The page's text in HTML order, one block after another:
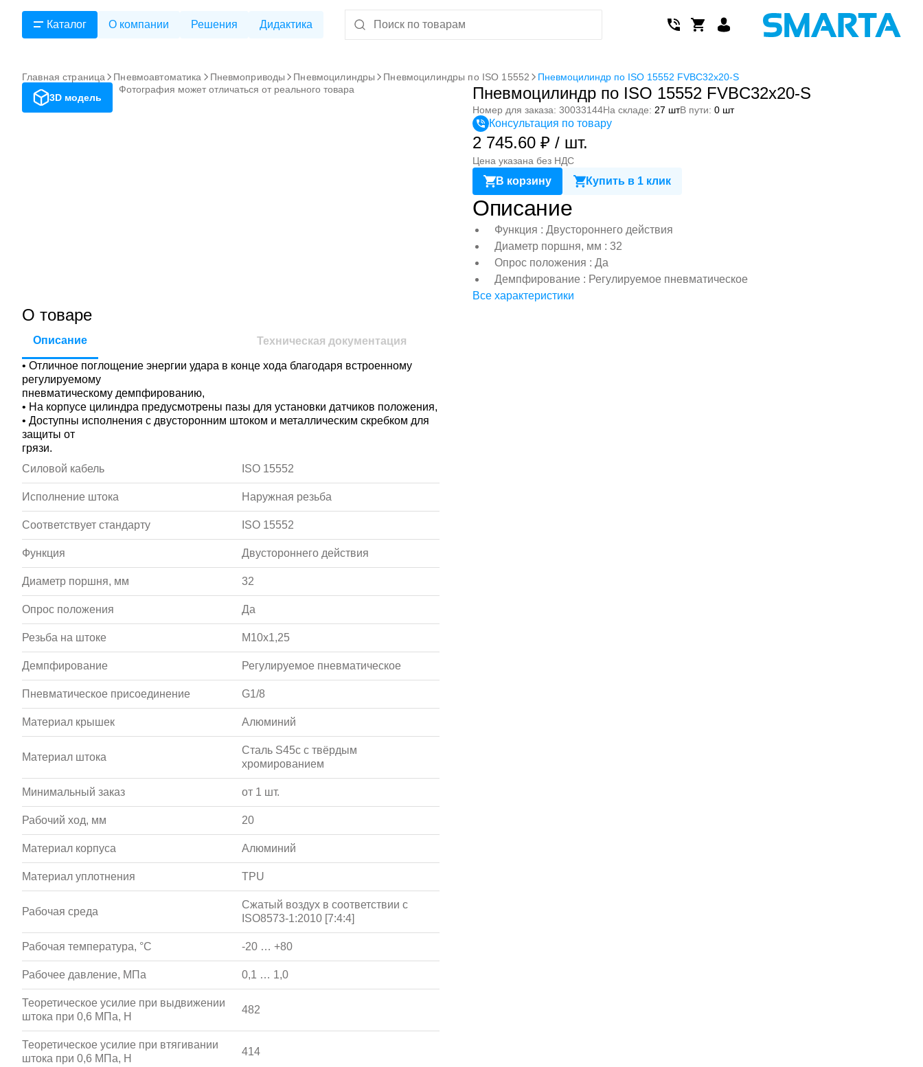
Каталог О компании Решения Дидактика
Главная страница Пневмоавтоматика Пневмоприводы Пневмоцилиндры Пневмоцилиндры по ISO 15552
Пневмоцилиндр по ISO 15552 FVBC32x20-S
3D модель
Фотография может отличаться от реального товара Пневмоцилиндр по ISO 15552 FVBC32x20-S
Номер для заказа: 30033144На складе: 27 штВ пути: 0 шт
Консультация по товару
2 745.60 ₽ / шт.
Цена указана без НДС
В корзину Купить в 1 клик
Описание
Функция : Двустороннего действия
Диаметр поршня, мм : 32
Опрос положения : Да
Демпфирование : Регулируемое пневматическое
Все характеристики
О товаре
Описание Техническая документация
• Отличное поглощение энергии удара в конце хода благодаря встроенному
регулируемому
пневматическому демпфированию,
• На корпусе цилиндра предусмотрены пазы для установки датчиков положения,
• Доступны исполнения с двусторонним штоком и металлическим скребком для
защиты от
грязи.
Силовой кабель
ISO 15552
Исполнение штока Наружная резьба
Соответствует стандарту ISO 15552
Функция Двустороннего действия
Диаметр поршня, мм 32
Опрос положения Да
Резьба на штоке M10x1,25
Демпфирование Регулируемое пневматическое
Пневматическое присоединение G1/8
Материал крышек Алюминий
Материал штока
Сталь S45c с твёрдым
хромированием
Минимальный заказ от 1 шт.
Рабочий ход, мм 20
Материал корпуса Алюминий
Материал уплотнения TPU
Рабочая среда
Сжатый воздух в соответствии с
ISO8573-1:2010 [7:4:4]
Рабочая температура, °С -20 … +80
Рабочее давление, МПа 0,1 … 1,0
Теоретическое усилие при выдвижении
штока при 0,6 МПа, Н
482
Теоретическое усилие при втягивании
штока при 0,6 МПа, Н
414